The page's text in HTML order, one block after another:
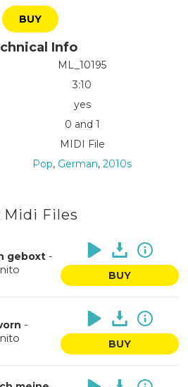
BUY
Info
ML_10195
3:10
yes
0 and 1
MIDI File
Pop, German,2010s
Files
geboxt -
BUY
-
BUY